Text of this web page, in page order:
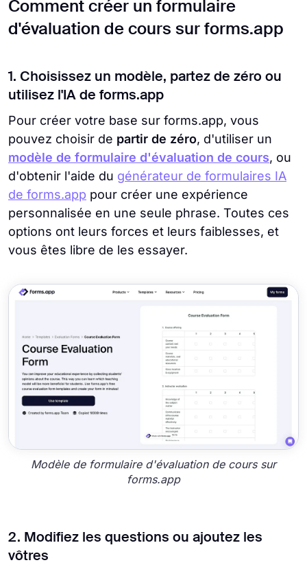
Comment créer un formulaire
d'évaluation de cours sur forms.app
1. Choisissez un modèle, partez de zéro ou
utilisez l'IA de forms.app
Pour créer votre base sur forms.app, vous
pouvez choisir de partir de zéro, d'utiliser un
modèle de formulaire d'évaluation de cours, ou
d'obtenir l'aide du générateur de formulaires IA
de forms.app pour créer une expérience
personnalisée en une seule phrase. Toutes ces
options ont leurs forces et leurs faiblesses, et
vous êtes libre de les essayer.
Modèle de formulaire d'évaluation de cours sur
forms.app
2. Modifiez les questions ou ajoutez les
vôtres